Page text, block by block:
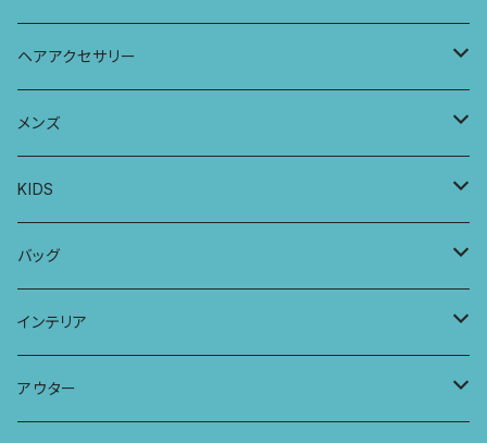
レギンス
バブーチャ
スリップワンピース
ビルヘンワンピース
半袖ワンピース
ブラ
ヨガトップ
カシュクールブラ
ショーツ
プレーンショーツ
ボンバチャショーツ
ヘアアクセサリー
リボンシュシュ
シュシュ
ヘアターバン
三つ編み紐
メンズ
メンズボクサー
パンツ
トップス
KIDS
KIDS 羽根つきTシャツ
KIDS Tシャツ
KIDS ロングスリーブトップス
バッグ
PCケース
マルシェバッグ
インテリア
カーテン
アウター